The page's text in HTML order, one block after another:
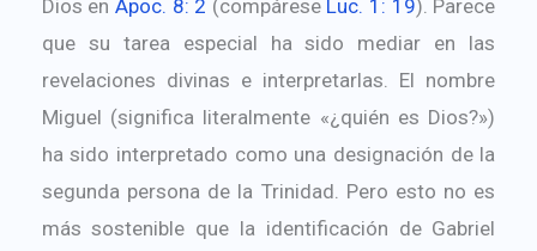
Dios en Apoc. 8: 2 (compárese Luc. 1: 19). Parece
que su tarea especial ha sido mediar en las
revelaciones divinas e interpretarlas. El nombre
Miguel (significa literalmente «¿quién es Dios?»)
ha sido interpretado como una designación de la
segunda persona de la Trinidad. Pero esto no es
más sostenible que la identificación de Gabriel